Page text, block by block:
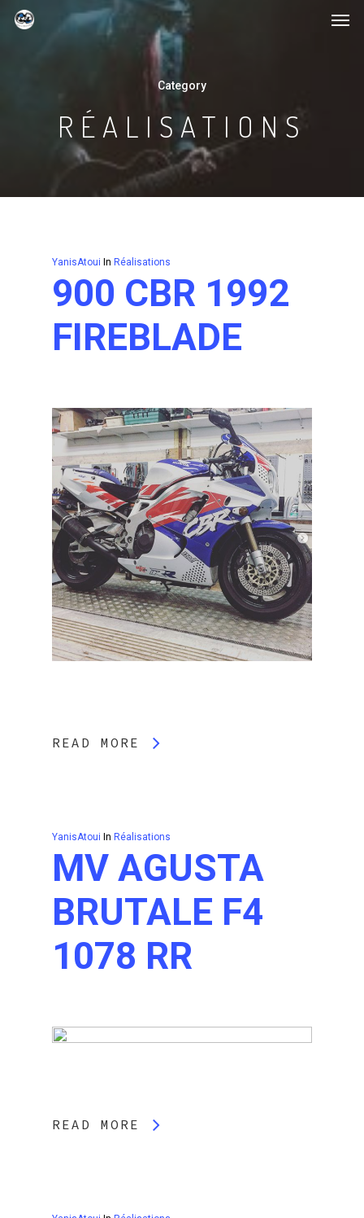
Category
RÉALISATIONS
YanisAtoui In Réalisations
900 CBR 1992
FIREBLADE
READ MORE
YanisAtoui In Réalisations
MV AGUSTA
BRUTALE F4
1078 RR
READ MORE